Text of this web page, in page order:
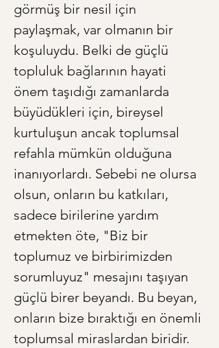
görmüş bir nesil için
paylaşmak, var olmanın bir
koşuluydu. Belki de güçlü
topluluk bağlarının hayati
önem taşıdığı zamanlarda
büyüdükleri için, bireysel
kurtuluşun ancak toplumsal
refahla mümkün olduğuna
inanıyorlardı. Sebebi ne olursa
olsun, onların bu katkıları,
sadece birilerine yardım
etmekten öte, "Biz bir
toplumuz ve birbirimizden
sorumluyuz" mesajını taşıyan
güçlü birer beyandı. Bu beyan,
onların bize bıraktığı en önemli
toplumsal miraslardan biridir.